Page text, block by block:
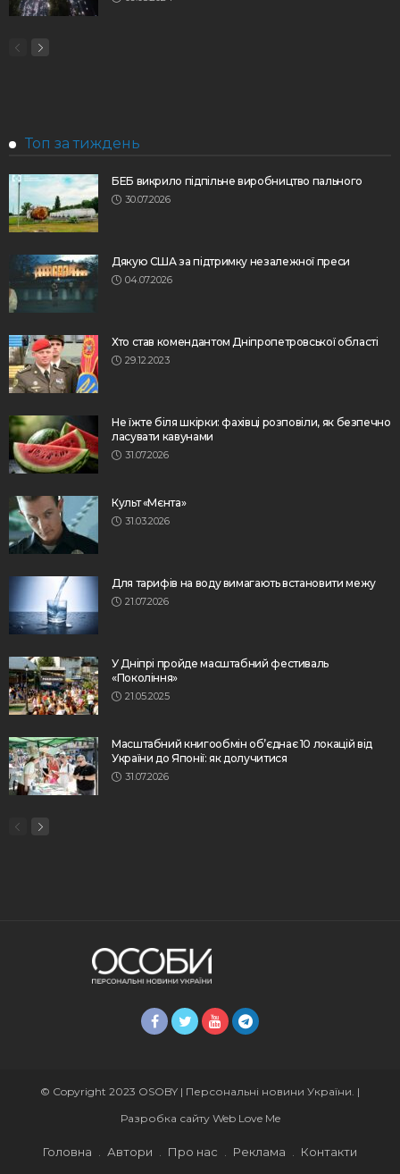
Топ за тиждень
БЕБ викрило підпільне виробництво пального
30.07.2026
Дякую США за підтримку незалежної преси
04.07.2026
Хто став комендантом Дніпропетровської області
29.12.2023
Не їжте біля шкірки: фахівці розповіли, як безпечно
ласувати кавунами
31.07.2026
Культ «Мєнта»
31.03.2026
Для тарифів на воду вимагають встановити межу
21.07.2026
У Дніпрі пройде масштабний фестиваль
«Покоління»
21.05.2025
Масштабний книгообмін об’єднає 10 локацій від
України до Японії: як долучитися
31.07.2026
© Copyright 2023 OSOBY | Персональні новини України. |
Разробка сайтуWeb Love Me
Головна Автори Про нас Реклама Контакти